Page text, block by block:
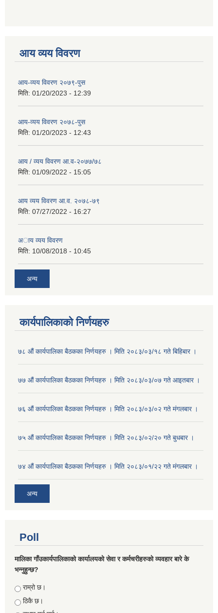
आय व्यय विवरण
आय-व्यय विवरण २०७९-पुस
मिति: 01/20/2023 - 12:39
आय-व्यय विवरण २०७८-पुस
मिति: 01/20/2023 - 12:43
आय / व्यय विवरण आ.व-२०७७/७८
मिति: 01/09/2022 - 15:05
आय व्यय विवरण आ.व. २०७८-७९
मिति: 07/27/2022 - 16:27
अाय व्यय विवरण
मिति: 10/08/2018 - 10:45
अन्य
कार्यपालिकाको निर्णयहरु
७८ औं कार्यपालिका बैठकका निर्णयहरु । मिति २०८३/०३/१८ गते बिहिबार ।
७७ औं कार्यपालिका बैठकका निर्णयहरु । मिति २०८३/०३/०७ गते आइतबार ।
७६ औं कार्यपालिका बैठकका निर्णयहरु । मिति २०८३/०३/०२ गते मंगलबार ।
७५ औं कार्यपालिका बैठकका निर्णयहरु । मिति २०८३/०२/२० गते बुधबार ।
७४ औं कार्यपालिका बैठकका निर्णयहरु । मिति २०८३/०१/२२ गते मंगलबार ।
अन्य
Poll
मालिका गाँउकार्यपालिकाको कार्यालयको सेवा र कर्मचरीहरुको व्यवहार बारे के
भन्नुहुन्छ?
Choices
राम्रो छ।
ठिकै छ।